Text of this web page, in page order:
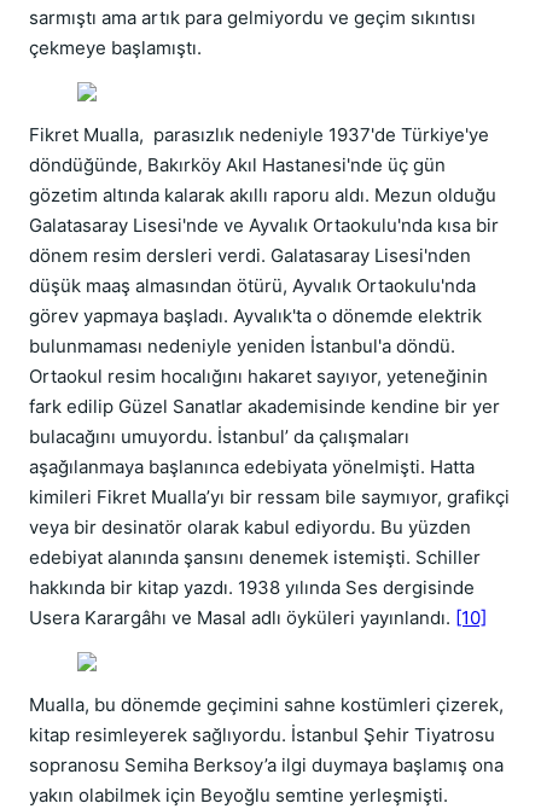
sarmıştı ama artık para gelmiyordu ve geçim sıkıntısı
çekmeye başlamıştı.
Fikret Mualla, parasızlık nedeniyle 1937'de Türkiye'ye
döndüğünde, Bakırköy Akıl Hastanesi'nde üç gün
gözetim altında kalarak akıllı raporu aldı. Mezun olduğu
Galatasaray Lisesi'nde ve Ayvalık Ortaokulu'nda kısa bir
dönem resim dersleri verdi. Galatasaray Lisesi'nden
düşük maaş almasından ötürü, Ayvalık Ortaokulu'nda
görev yapmaya başladı. Ayvalık'ta o dönemde elektrik
bulunmaması nedeniyle yeniden İstanbul'a döndü.
Ortaokul resim hocalığını hakaret sayıyor, yeteneğinin
fark edilip Güzel Sanatlar akademisinde kendine bir yer
bulacağını umuyordu. İstanbul’ da çalışmaları
aşağılanmaya başlanınca edebiyata yönelmişti. Hatta
kimileri Fikret Mualla’yı bir ressam bile saymıyor, grafikçi
veya bir desinatör olarak kabul ediyordu. Bu yüzden
edebiyat alanında şansını denemek istemişti. Schiller
hakkında bir kitap yazdı. 1938 yılında Ses dergisinde
Usera Karargâhı ve Masal adlı öyküleri yayınlandı. [10]
Mualla, bu dönemde geçimini sahne kostümleri çizerek,
kitap resimleyerek sağlıyordu. İstanbul Şehir Tiyatrosu
sopranosu Semiha Berksoy’a ilgi duymaya başlamış ona
yakın olabilmek için Beyoğlu semtine yerleşmişti.